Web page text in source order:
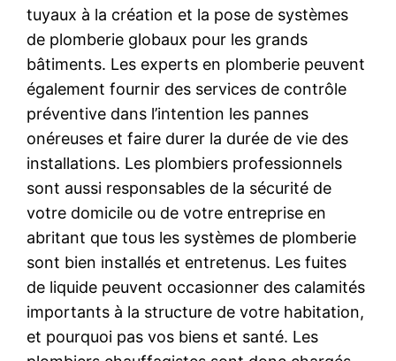
tuyaux à la création et la pose de systèmes
de plomberie globaux pour les grands
bâtiments. Les experts en plomberie peuvent
également fournir des services de contrôle
préventive dans l’intention les pannes
onéreuses et faire durer la durée de vie des
installations. Les plombiers professionnels
sont aussi responsables de la sécurité de
votre domicile ou de votre entreprise en
abritant que tous les systèmes de plomberie
sont bien installés et entretenus. Les fuites
de liquide peuvent occasionner des calamités
importants à la structure de votre habitation,
et pourquoi pas vos biens et santé. Les